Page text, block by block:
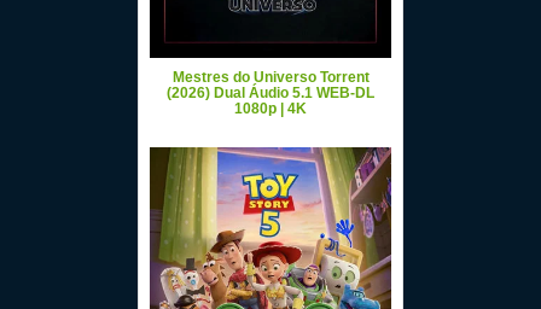
Mestres do Universo Torrent
(2026) Dual Áudio 5.1 WEB-DL
1080p | 4K